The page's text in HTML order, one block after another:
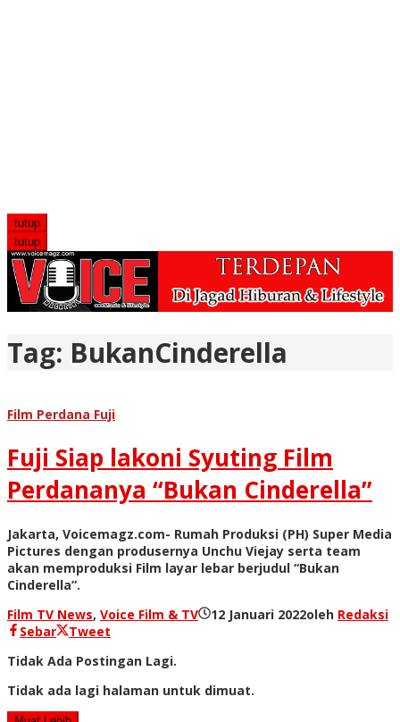
tutup
tutup
Tag: BukanCinderella
Film Perdana Fuji
Fuji Siap lakoni Syuting Film
Perdananya “Bukan Cinderella”
Jakarta, Voicemagz.com- Rumah Produksi (PH) Super Media
Pictures dengan produsernya Unchu Viejay serta team
akan memproduksi Film layar lebar berjudul “Bukan
Cinderella”.
Film TV News, Voice Film & TV 12 Januari 2022oleh Redaksi
Sebar
Tweet
Tidak Ada Postingan Lagi.
Tidak ada lagi halaman untuk dimuat.